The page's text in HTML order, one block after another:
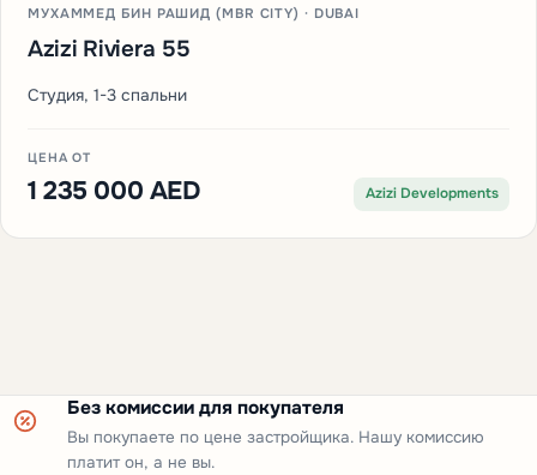
МУХАММЕД БИН РАШИД (MBR CITY) · DUBAI
Azizi Riviera 55
Студия, 1-3 спальни
ЦЕНА ОТ
1 235 000 AED Azizi Developments
Без комиссии для покупателя
Вы покупаете по цене застройщика. Нашу комиссию
платит он, а не вы.